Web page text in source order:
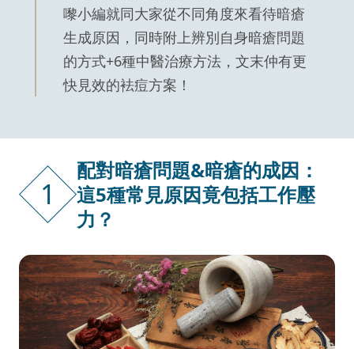
嚟小編就同大家從不同角度來看待暗瘡
生成原因，同時附上辨別自身暗瘡問題
的方式+6種中醫治療方法，文末仲有更
快見效的袪痘方案！
1
配對暗瘡問題&暗瘡的成因：
這5種常見原因竟包括工作壓
力？